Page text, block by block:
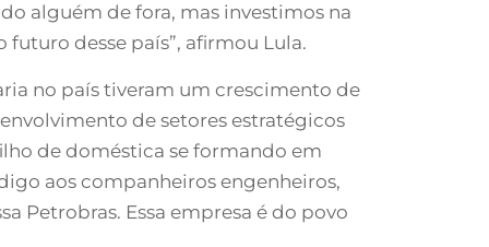
alguém de fora, mas investimos na
desse país”, afirmou Lula.
no país tiveram um crescimento de
de setores estratégicos
de doméstica se formando em
aos companheiros engenheiros,
Petrobras. Essa empresa é do povo